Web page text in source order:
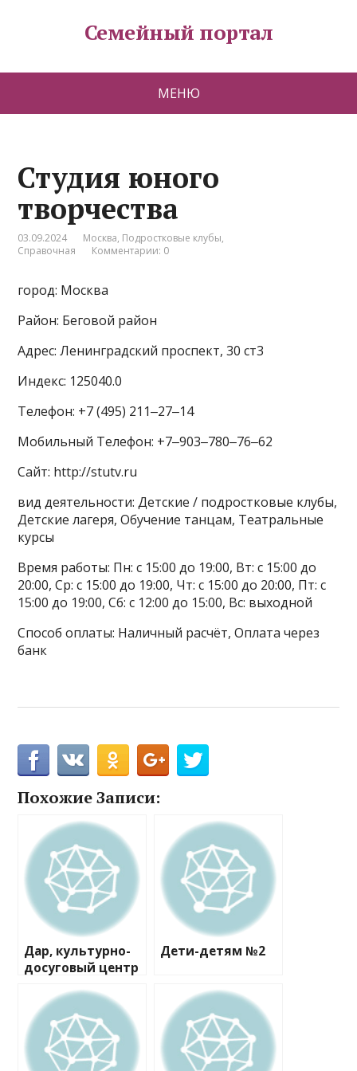
Семейный портал
МЕНЮ
Студия юного
творчества
03.09.2024 Москва, Подростковые клубы,
Справочная
Комментарии: 0
город: Москва
Район: Беговой район
Адрес: Ленинградский проспект, 30 ст3
Индекс: 125040.0
Телефон: +7 (495) 211‒27‒14
Мобильный Телефон: +7‒903‒780‒76‒62
Сайт: http://stutv.ru
вид деятельности: Детские / подростковые клубы,
Детские лагеря, Обучение танцам, Театральные
курсы
Время работы: Пн: с 15:00 до 19:00, Вт: с 15:00 до
20:00, Ср: с 15:00 до 19:00, Чт: с 15:00 до 20:00, Пт: с
15:00 до 19:00, Сб: с 12:00 до 15:00, Вс: выходной
Способ оплаты: Наличный расчёт, Оплата через
банк
Похожие Записи:
Дар, культурно-
досуговый центр
Дети-детям №2